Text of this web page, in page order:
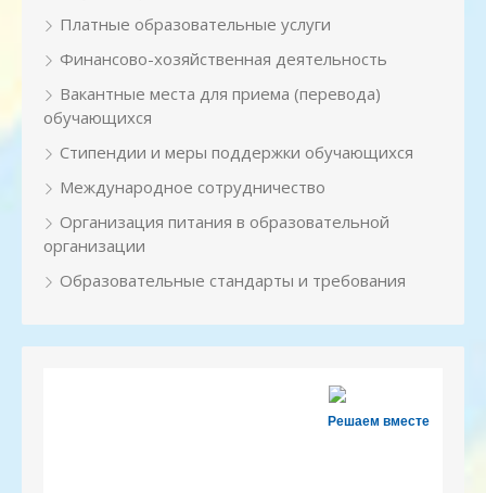
Платные образовательные услуги
Финансово-хозяйственная деятельность
Вакантные места для приема (перевода)
обучающихся
Стипендии и меры поддержки обучающихся
Международное сотрудничество
Организация питания в образовательной
организации
Образовательные стандарты и требования
Решаем вместе